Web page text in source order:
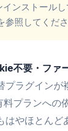
インストール
照してくださ
不要・ファ
ラグインが
プランへの
はやほとん